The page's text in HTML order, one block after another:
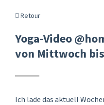
Retour
Yoga-Video
von Mittwoch
Ich lade das aktuell